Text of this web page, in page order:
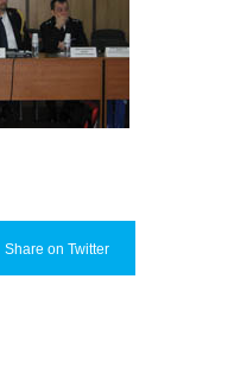
Share on Twitter